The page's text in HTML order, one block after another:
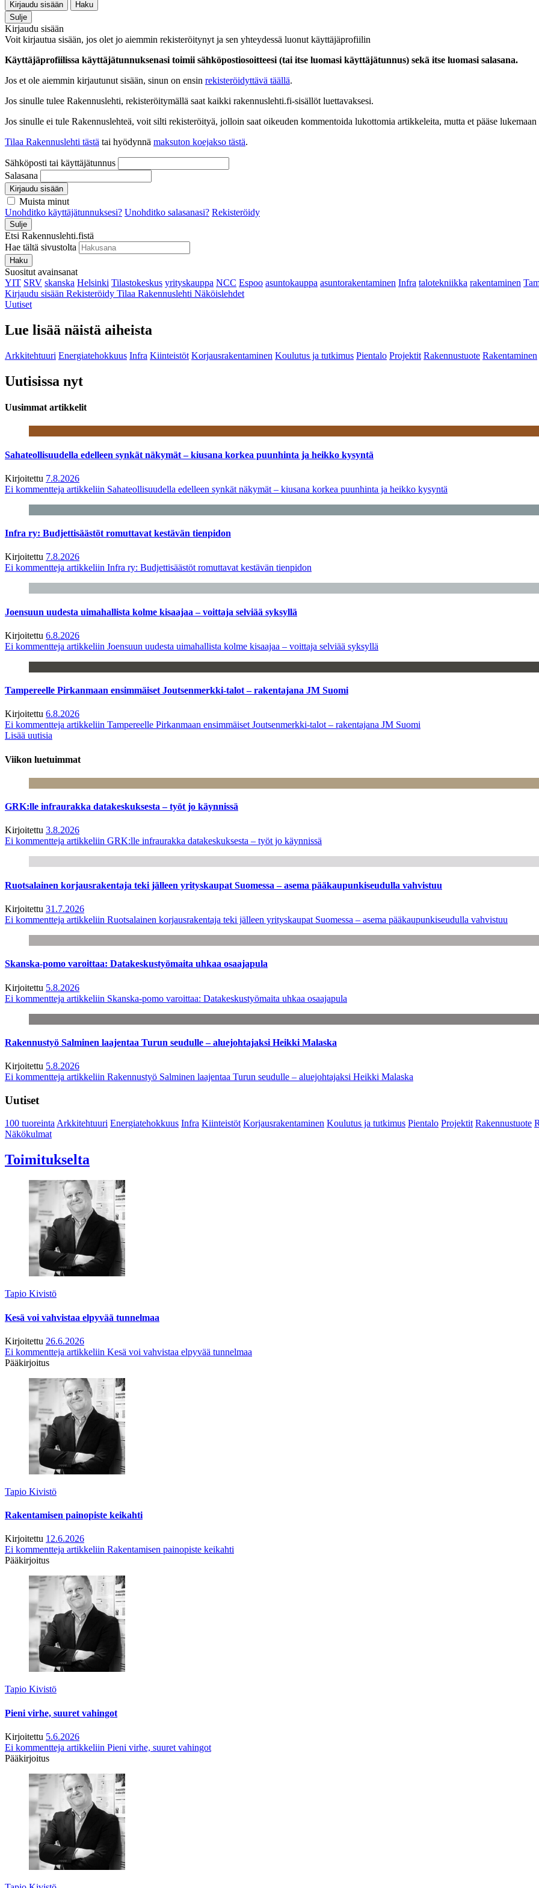
Kirjaudu sisään
Haku
Sulje
Kirjaudu sisään
Voit kirjautua sisään, jos olet jo aiemmin rekisteröitynyt ja sen yhteydessä luonut käyttäjäprofiilin
Käyttäjäprofiilissa käyttäjätunnuksenasi toimii sähköpostiosoitteesi (tai itse luomasi käyttäjätunnus) sekä itse luomasi salasana.
Jos et ole aiemmin kirjautunut sisään, sinun on ensin rekisteröidyttävä täällä.
Jos sinulle tulee Rakennuslehti, rekisteröitymällä saat kaikki rakennuslehti.fi-sisällöt luettavaksesi.
Jos sinulle ei tule Rakennuslehteä, voit silti rekisteröityä, jolloin saat oikeuden kommentoida lukottomia artikkeleita, mutta et pääse
Tilaa Rakennuslehti tästä tai hyödynnä maksuton koejakso tästä.
Sähköposti tai käyttäjätunnus
Salasana
Kirjaudu sisään
Muista minut
Unohditko käyttäjätunnuksesi? Unohditko salasanasi? Rekisteröidy
Sulje
Etsi Rakennuslehti.fistä
Hae tältä sivustolta
Haku
Suositut avainsanat
YIT SRV skanska Helsinki Tilastokeskus yrityskauppa NCC Espoo asuntokauppa asuntorakentaminen Infra talotekniikka rakentaminen
Kirjaudu sisään Rekisteröidy Tilaa Rakennuslehti Näköislehdet
Uutiset
Lue lisää näistä aiheista
Arkkitehtuuri Energiatehokkuus Infra Kiinteistöt Korjausrakentaminen Koulutus ja tutkimus Pientalo Projektit Rakennustuote Rakentaminen
Uutisissa nyt
Uusimmat artikkelit
Sahateollisuudella edelleen synkät näkymät – kiusana korkea puunhinta ja heikko kysyntä
Kirjoitettu 7.8.2026
Ei kommentteja artikkeliin Sahateollisuudella edelleen synkät näkymät – kiusana korkea puunhinta ja heikko kysyntä
Infra ry: Budjettisäästöt romuttavat kestävän tienpidon
Kirjoitettu 7.8.2026
Ei kommentteja artikkeliin Infra ry: Budjettisäästöt romuttavat kestävän tienpidon
Joensuun uudesta uimahallista kolme kisaajaa – voittaja selviää syksyllä
Kirjoitettu 6.8.2026
Ei kommentteja artikkeliin Joensuun uudesta uimahallista kolme kisaajaa – voittaja selviää syksyllä
Tampereelle Pirkanmaan ensimmäiset Joutsenmerkki-talot – rakentajana JM Suomi
Kirjoitettu 6.8.2026
Ei kommentteja artikkeliin Tampereelle Pirkanmaan ensimmäiset Joutsenmerkki-talot – rakentajana JM Suomi
Lisää uutisia
Viikon luetuimmat
GRK:lle infraurakka datakeskuksesta – työt jo käynnissä
Kirjoitettu 3.8.2026
Ei kommentteja artikkeliin GRK:lle infraurakka datakeskuksesta – työt jo käynnissä
Ruotsalainen korjausrakentaja teki jälleen yrityskaupat Suomessa – asema pääkaupunkiseudulla vahvistuu
Kirjoitettu 31.7.2026
Ei kommentteja artikkeliin Ruotsalainen korjausrakentaja teki jälleen yrityskaupat Suomessa – asema pääkaupunkiseudulla vahvistuu
Skanska-pomo varoittaa: Datakeskustyömaita uhkaa osaajapula
Kirjoitettu 5.8.2026
Ei kommentteja artikkeliin Skanska-pomo varoittaa: Datakeskustyömaita uhkaa osaajapula
Rakennustyö Salminen laajentaa Turun seudulle – aluejohtajaksi Heikki Malaska
Kirjoitettu 5.8.2026
Ei kommentteja artikkeliin Rakennustyö Salminen laajentaa Turun seudulle – aluejohtajaksi Heikki Malaska
Uutiset
100 tuoreintaArkkitehtuuri Energiatehokkuus Infra Kiinteistöt Korjausrakentaminen Koulutus ja tutkimus Pientalo Projektit Rakennustuote
Näkökulmat
Toimitukselta
Tapio Kivistö
Kesä voi vahvistaa elpyvää tunnelmaa
Kirjoitettu 26.6.2026
Ei kommentteja artikkeliin Kesä voi vahvistaa elpyvää tunnelmaa
Pääkirjoitus
Tapio Kivistö
Rakentamisen painopiste keikahti
Kirjoitettu 12.6.2026
Ei kommentteja artikkeliin Rakentamisen painopiste keikahti
Pääkirjoitus
Tapio Kivistö
Pieni virhe, suuret vahingot
Kirjoitettu 5.6.2026
Ei kommentteja artikkeliin Pieni virhe, suuret vahingot
Pääkirjoitus